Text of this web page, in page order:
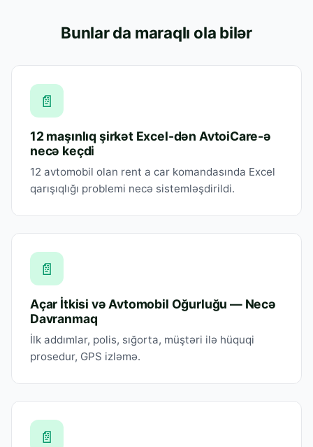
Bunlar da maraqlı ola bilər
📄
12 maşınlıq şirkət Excel-dən AvtoiCare-ə
necə keçdi
12 avtomobil olan rent a car komandasında Excel
qarışıqlığı problemi necə sistemləşdirildi.
📄
Açar İtkisi və Avtomobil Oğurluğu — Necə
Davranmaq
İlk addımlar, polis, sığorta, müştəri ilə hüquqi
prosedur, GPS izləmə.
📄